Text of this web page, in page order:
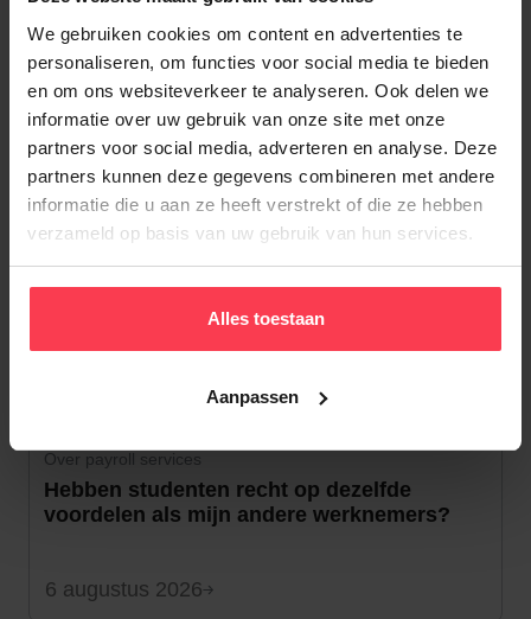
We gebruiken cookies om content en advertenties te
personaliseren, om functies voor social media te bieden
en om ons websiteverkeer te analyseren. Ook delen we
informatie over uw gebruik van onze site met onze
partners voor social media, adverteren en analyse. Deze
partners kunnen deze gegevens combineren met andere
informatie die u aan ze heeft verstrekt of die ze hebben
verzameld op basis van uw gebruik van hun services.
Alles toestaan
Aanpassen
voor deze feestdag een vervangingsdag
vastleggen. Opgelet: in 2027 valt 11 juli op een
zondag. Ook dan zal je dus vóór 15 december
2026 een vervangende feestdag moeten
vastleggen.
Gerelateerd nieuws
Over payroll services
Hebben studenten recht op dezelfde
voordelen als mijn andere werknemers?
6 augustus 2026